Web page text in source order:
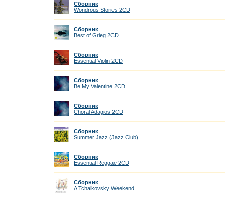
Сборник
Wondrous Stories 2CD
Сборник
Best of Grieg 2CD
Сборник
Essential Violin 2CD
Сборник
Be My Valentine 2CD
Сборник
Choral Adagios 2CD
Сборник
Summer Jazz (Jazz Club)
Сборник
Essential Reggae 2CD
Сборник
A Tchaikovsky Weekend